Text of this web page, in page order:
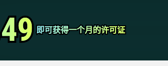
即可获得一个月的许可证
即可获得一个月的许可证